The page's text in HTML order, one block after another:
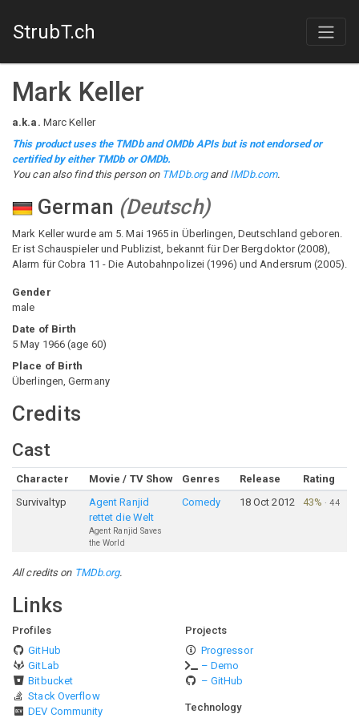
StrubT.ch
Mark Keller
a.k.a. Marc Keller
This product uses the TMDb and OMDb APIs but is not endorsed or
certified by either TMDb or OMDb.
You can also find this person on TMDb.organd IMDb.com.
German (Deutsch)
Mark Keller wurde am 5. Mai 1965 in Überlingen, Deutschland geboren.
Er ist Schauspieler und Publizist, bekannt für Der Bergdoktor (2008),
Alarm für Cobra 11 - Die Autobahnpolizei (1996) und Andersrum (2005).
Gender
male
Date of Birth
5 May 1966 (age 60)
Place of Birth
Überlingen, Germany
Credits
Cast
Character Movie / TV Show Genres Release
Rating
Survivaltyp
Agent Ranjid
rettet die Welt
Agent Ranjid Saves
the World
Comedy 18 Oct 2012 43% ·44
All credits on TMDb.org.
Links
Profiles
GitHub
GitLab
Bitbucket
Stack Overflow
DEV Community
Projects
Progressor
– Demo
– GitHub
Technology